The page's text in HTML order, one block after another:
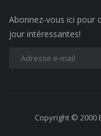
Abonnez-vous ici pour
jour intéressantes!
Copyright © 2000